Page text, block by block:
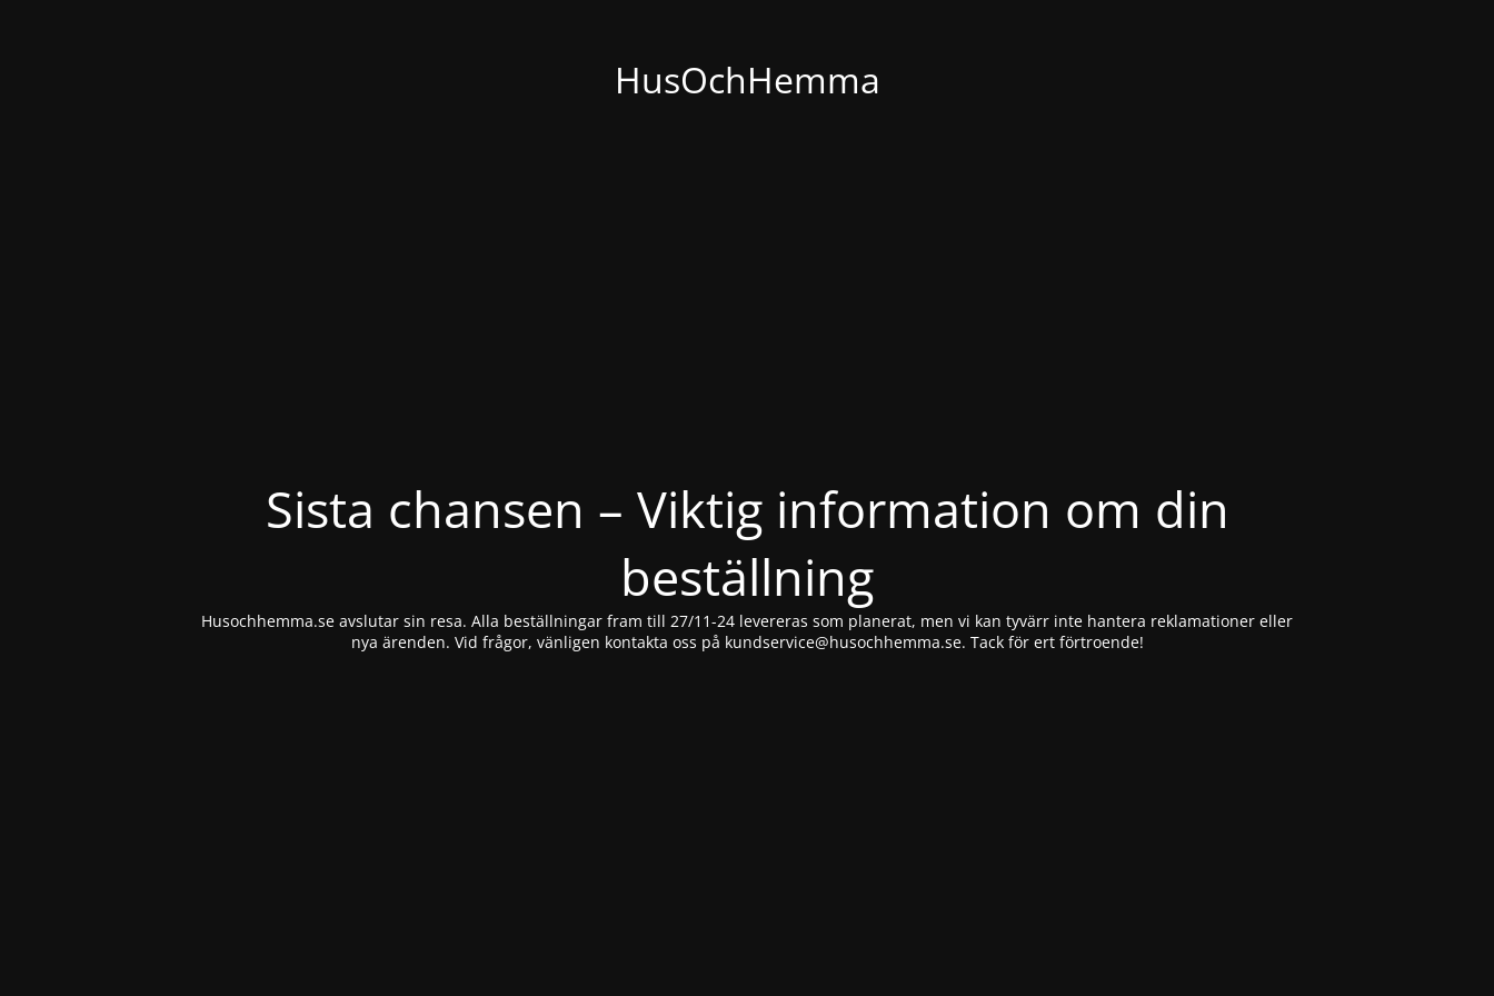
HusOchHemma
Sista chansen – Viktig information om din
beställning
Husochhemma.se avslutar sin resa. Alla beställningar fram till 27/11-24 levereras som planerat, men vi kan tyvärr inte hantera reklamationer eller
nya ärenden. Vid frågor, vänligen kontakta oss på kundservice@husochhemma.se. Tack för ert förtroende!